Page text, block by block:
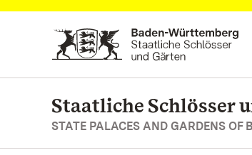
Navigate to main page
Staatliche Schlösser
STATE PALACES AND GARDENS OF